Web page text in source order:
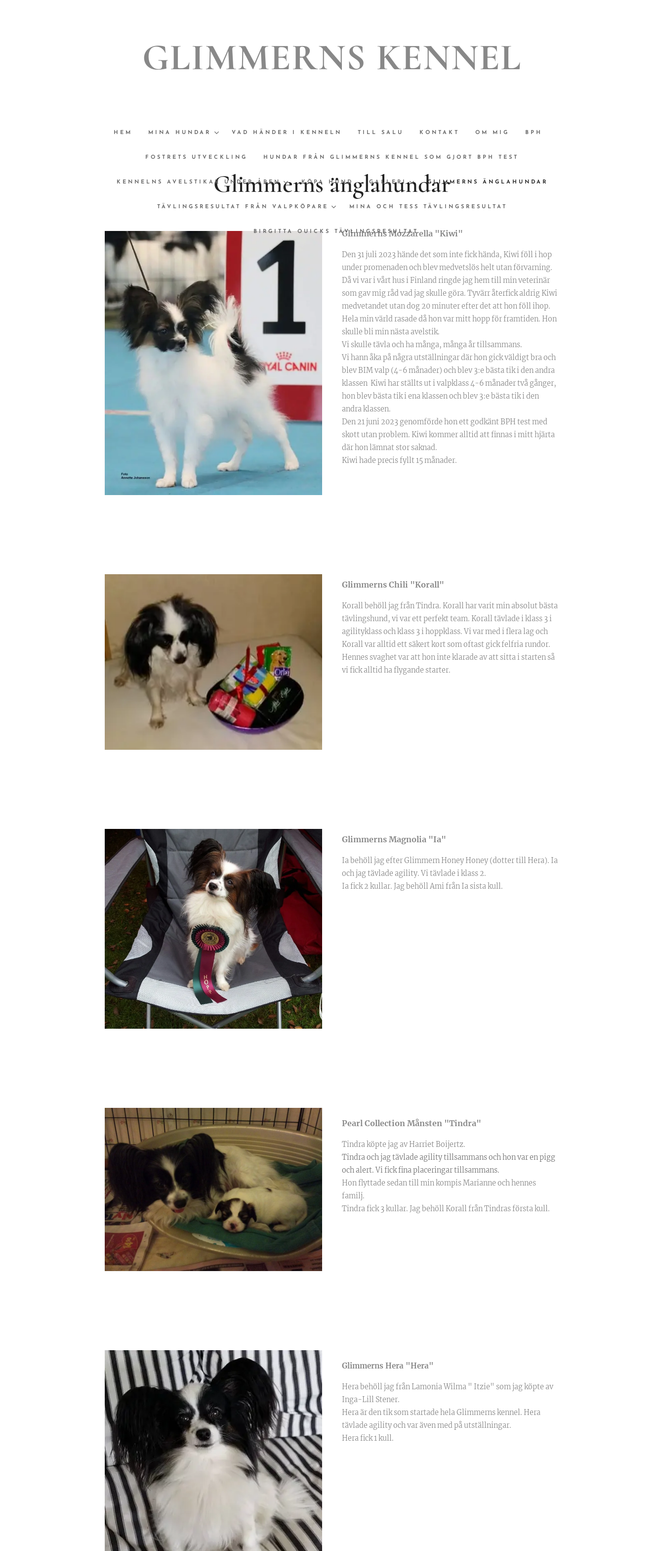
GLIMMERNS KENNEL
HEM MINA HUNDAR VAD HÄNDER I KENNELN TILL SALU KONTAKT OM MIG BPH
FOSTRETS UTVECKLING HUNDAR FRÅN GLIMMERNS KENNEL SOM GJORT BPH TEST
KENNELNS AVELSTIKAR UNDER ÅREN KÖPA HUND GALLERI GLIMMERNS ÄNGLAHUNDAR
TÄVLINGSRESULTAT FRÅN VALPKÖPARE MINA OCH TESS TÄVLINGSRESULTAT
BIRGITTA OUICKS TÄVLINGSRESULTAT
Glimmerns änglahundar
Glimmerns Mozzarella "Kiwi"
Den 31 juli 2023 hände det som inte fick hända, Kiwi föll i hop
under promenaden och blev medvetslös helt utan förvarning.
Då vi var i vårt hus i Finland ringde jag hem till min veterinär
som gav mig råd vad jag skulle göra. Tyvärr återfick aldrig Kiwi
medvetandet utan dog 20 minuter efter det att hon föll ihop.
Hela min värld rasade då hon var mitt hopp för framtiden. Hon
skulle bli min nästa avelstik.
Vi skulle tävla och ha många, många år tillsammans.
Vi hann åka på några utställningar där hon gick väldigt bra och
blev BIM valp (4-6 månader) och blev 3:e bästa tik i den andra
klassen Kiwi har ställts ut i valpklass 4-6 månader två gånger,
hon blev bästa tik i ena klassen och blev 3:e bästa tik i den
andra klassen.
Den 21 juni 2023 genomförde hon ett godkänt BPH test med
skott utan problem. Kiwi kommer alltid att finnas i mitt hjärta
där hon lämnat stor saknad.
Kiwi hade precis fyllt 15 månader.
Glimmerns Chili "Korall"
Korall behöll jag från Tindra. Korall har varit min absolut bästa
tävlingshund, vi var ett perfekt team. Korall tävlade i klass 3 i
agilityklass och klass 3 i hoppklass. Vi var med i flera lag och
Korall var alltid ett säkert kort som oftast gick felfria rundor.
Hennes svaghet var att hon inte klarade av att sitta i starten så
vi fick alltid ha flygande starter.
Glimmerns Magnolia "Ia"
Ia behöll jag efter Glimmern Honey Honey (dotter till Hera). Ia
och jag tävlade agility. Vi tävlade i klass 2.
Ia fick 2 kullar. Jag behöll Ami från Ia sista kull.
Pearl Collection Månsten "Tindra"
Tindra köpte jag av Harriet Boijertz.
Tindra och jag tävlade agility tillsammans och hon var en pigg
och alert. Vi fick fina placeringar tillsammans.
Hon flyttade sedan till min kompis Marianne och hennes
familj.
Tindra fick 3 kullar. Jag behöll Korall från Tindras första kull.
Glimmerns Hera "Hera"
Hera behöll jag från Lamonia Wilma " Itzie" som jag köpte av
Inga-Lill Stener.
Hera är den tik som startade hela Glimmerns kennel. Hera
tävlade agility och var även med på utställningar.
Hera fick 1 kull.